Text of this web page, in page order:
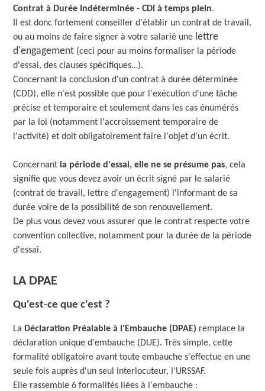
Contrat à Durée Indéterminée - CDI à temps plein.
Il est donc fortement conseiller d'établir un contrat de travail,
ou au moins de faire signer à votre salarié une lettre
d'engagement (ceci pour au moins formaliser la période
d'essai, des clauses spécifiques…).
Concernant la conclusion d'un contrat à durée déterminée
(CDD), elle n'est possible que pour l'exécution d'une tâche
précise et temporaire et seulement dans les cas énumérés
par la loi (notamment l'accroissement temporaire de
l'activité) et doit obligatoirement faire l'objet d'un écrit.
Concernant la période d'essai, elle ne se présume pas, cela
signifie que vous devez avoir un écrit signé par le salarié
(contrat de travail, lettre d'engagement) l'informant de sa
durée voire de la possibilité de son renouvellement.
De plus vous devez vous assurer que le contrat respecte votre
convention collective, notamment pour la durée de la période
d'essai.
LA DPAE
Qu'est-ce que c'est ?
La Déclaration Préalable à l'Embauche (DPAE) remplace la
déclaration unique d'embauche (DUE). Très simple, cette
formalité obligatoire avant toute embauche s'effectue en une
seule fois auprès d'un seul interlocuteur, l'URSSAF.
Elle rassemble 6 formalités liées à l'embauche :